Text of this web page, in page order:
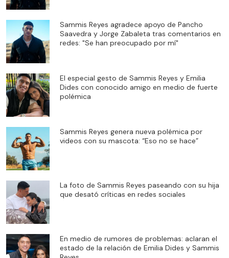
Sammis Reyes agradece apoyo de Pancho
Saavedra y Jorge Zabaleta tras comentarios en
redes: "Se han preocupado por mí"
El especial gesto de Sammis Reyes y Emilia
Dides con conocido amigo en medio de fuerte
polémica
Sammis Reyes genera nueva polémica por
videos con su mascota: “Eso no se hace”
La foto de Sammis Reyes paseando con su hija
que desató críticas en redes sociales
En medio de rumores de problemas: aclaran el
estado de la relación de Emilia Dides y Sammis